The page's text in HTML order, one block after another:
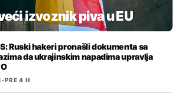
izvoznik piva u EU
Ruski hakeri pronašli dokumenta sa
da ukrajinskim napadima upravlja
•PRE 4 H